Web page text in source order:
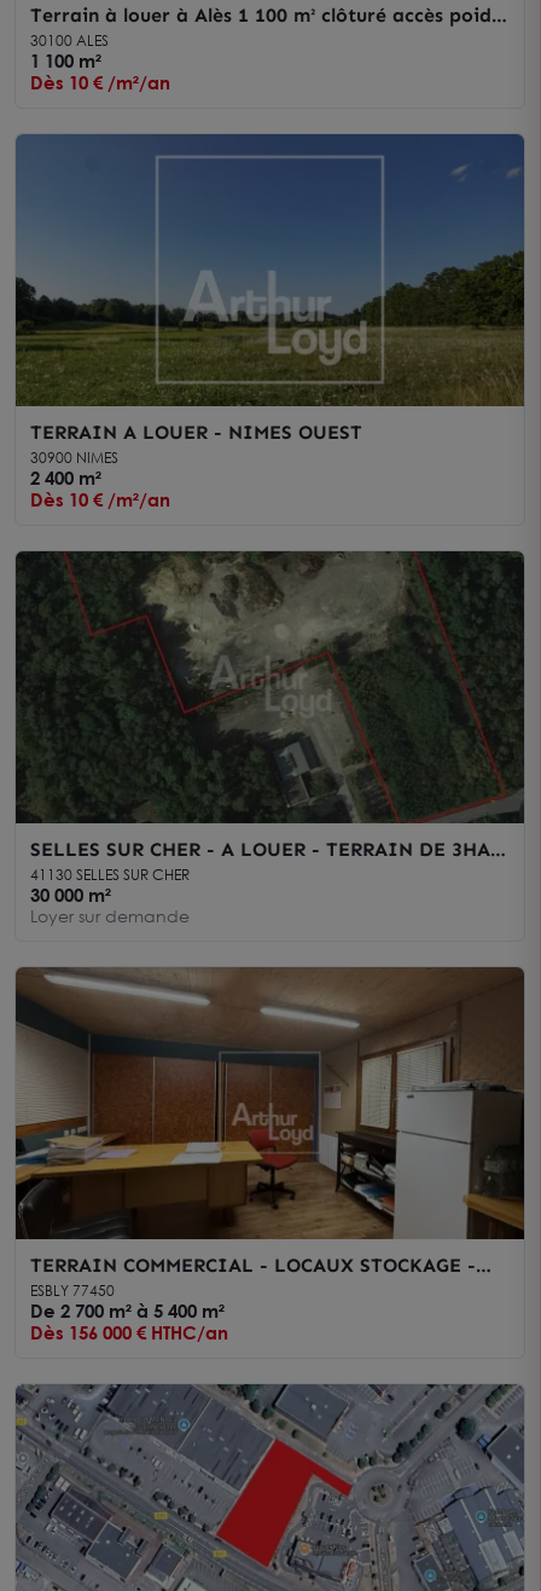
Terrain à louer à Alès 1 100 m² clôturé accès poids
lourds et axes routiers
30100 ALES
1 100 m²
Dès 10 € /m²/an
TERRAIN A LOUER - NIMES OUEST
30900 NIMES
2 400 m²
Dès 10 € /m²/an
SELLES SUR CHER - A LOUER - TERRAIN DE 3HA
ENVIRON
41130 SELLES SUR CHER
30 000 m²
Loyer sur demande
TERRAIN COMMERCIAL - LOCAUX STOCKAGE -
ESBLY
ESBLY 77450
De 2 700 m² à 5 400 m²
Dès 156 000 € HTHC/an